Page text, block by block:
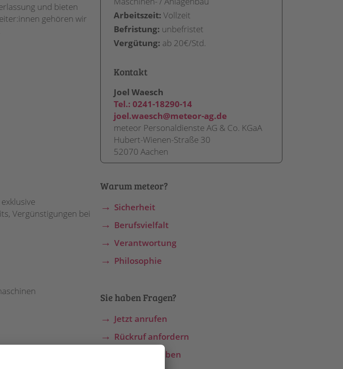
und bieten
gehören wir
Vergünstigungen bei
Arbeitszeit:Vollzeit
Befristung: unbefristet
Vergütung: ab 20€/Std.
Kontakt
Joel Waesch
Tel.:0241-18290-14
joel.waesch@meteor-ag.de
meteor Personaldienste AG & Co. KGaA
Hubert-Wienen-Straße 30
52070 Aachen
Warum meteor?
Sicherheit
Berufsvielfalt
Verantwortung
Philosophie
Sie haben Fragen?
Jetzt anrufen
Rückruf anfordern
E-Mail schreiben